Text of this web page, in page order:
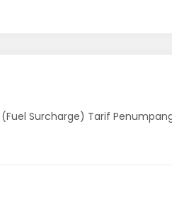
Surcharge) Tarif